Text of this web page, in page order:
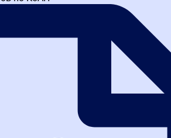
Артем Алексеевич
с 16-летним стажем, включающим
в энергетическом секторе, начальник
и договорной деятельности в...